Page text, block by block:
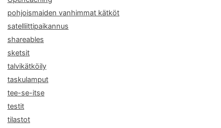
pohjoismaiden vanhimmat kätköt
satelliittipaikannus
shareables
sketsit
talvikätköily
taskulamput
tee-se-itse
testit
tilastot